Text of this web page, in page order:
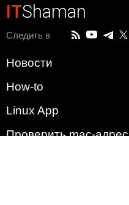
ITShaman
Следить в
Новости
How-to
Linux App
Проверить mac-адрес